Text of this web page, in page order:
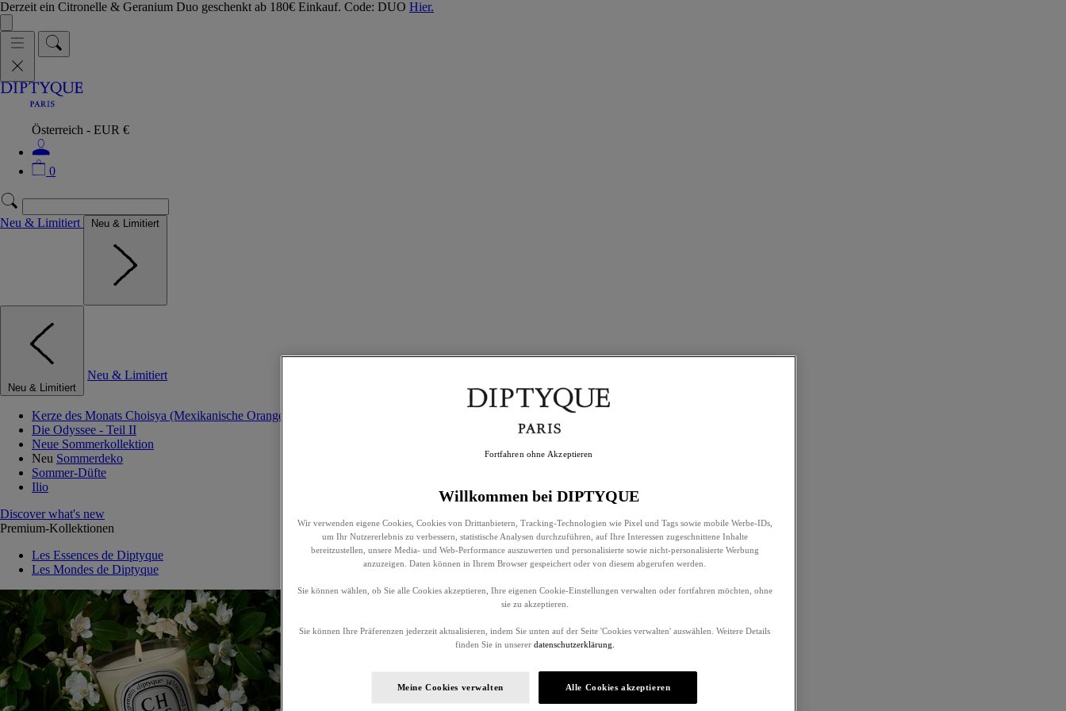
Derzeit ein Citronelle & Geranium Duo geschenkt ab 180€ Einkauf. Code: DUO Hier.
Österreich - EUR €
0
Neu & Limitiert Neu & Limitiert
Neu & Limitiert
Neu & Limitiert
Kerze des Monats Choisya (Mexikanische Orangenblume)
Die Odyssee - Teil II
Neue Sommerkollektion
Neu Sommerdeko
Sommer-Düfte
Ilio
Discover what's new
Premium-Kollektionen
Les Essences de Diptyque
Les Mondes de Diptyque
Willkommen bei DIPTYQUE
Wir verwenden eigene Cookies, Cookies von Drittanbietern, Tracking-Technologien wie Pixel und Tags sowie mobile Werbe-IDs,
um Ihr Nutzererlebnis zu verbessern, statistische Analysen durchzuführen, auf Ihre Interessen zugeschnittene Inhalte
bereitzustellen, unsere Media- und Web-Performance auszuwerten und personalisierte sowie nicht-personalisierte Werbung
anzuzeigen. Daten können in Ihrem Browser gespeichert oder von diesem abgerufen werden.
Sie können wählen, ob Sie alle Cookies akzeptieren, Ihre eigenen Cookie-Einstellungen verwalten oder fortfahren möchten, ohne
sie zu akzeptieren.
Sie können Ihre Präferenzen jederzeit aktualisieren, indem Sie unten auf der Seite 'Cookies verwalten' auswählen. Weitere Details
finden Sie in unserer datenschutzerklärung.
Meine Cookies verwalten Alle Cookies akzeptieren
Fortfahren ohne Akzeptieren